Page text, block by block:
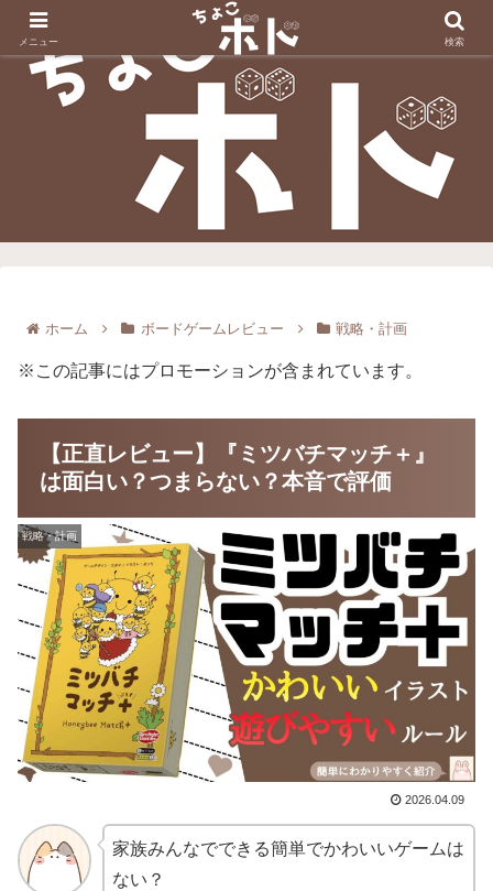
ホーム ボードゲームレビュー 戦略・計画
※この記事にはプロモーションが含まれています。
【正直レビュー】『ミツバチマッチ＋』
は面白い？つまらない？本音で評価
戦略・計画
2026.04.09
家族みんなでできる簡単でかわいいゲームは
ない？
メニュー 検索